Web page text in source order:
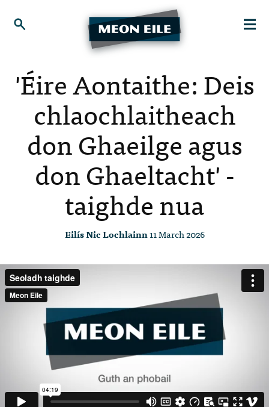
'Éire Aontaithe: Deis
chlaochlaitheach
don Ghaeilge agus
don Ghaeltacht' -
taighde nua
Eilís Nic Lochlainn11 March 2026